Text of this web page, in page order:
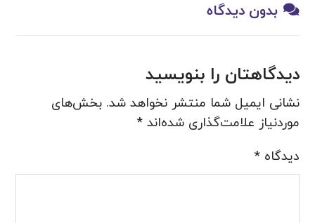
بدون دیدگاه
دیدگاهتان را بنویسید
نشانی ایمیل شما منتشر نخواهد شد. بخش‌های
موردنیاز علامت‌گذاری شده‌اند*
دیدگاه*